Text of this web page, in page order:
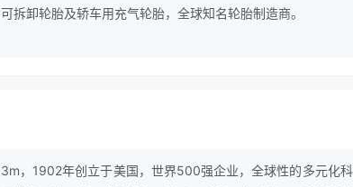
可拆卸轮胎及轿车用充气轮胎，全球知名轮胎制造商。
3m，1902年创立于美国，世界500强企业，全球性的多元化